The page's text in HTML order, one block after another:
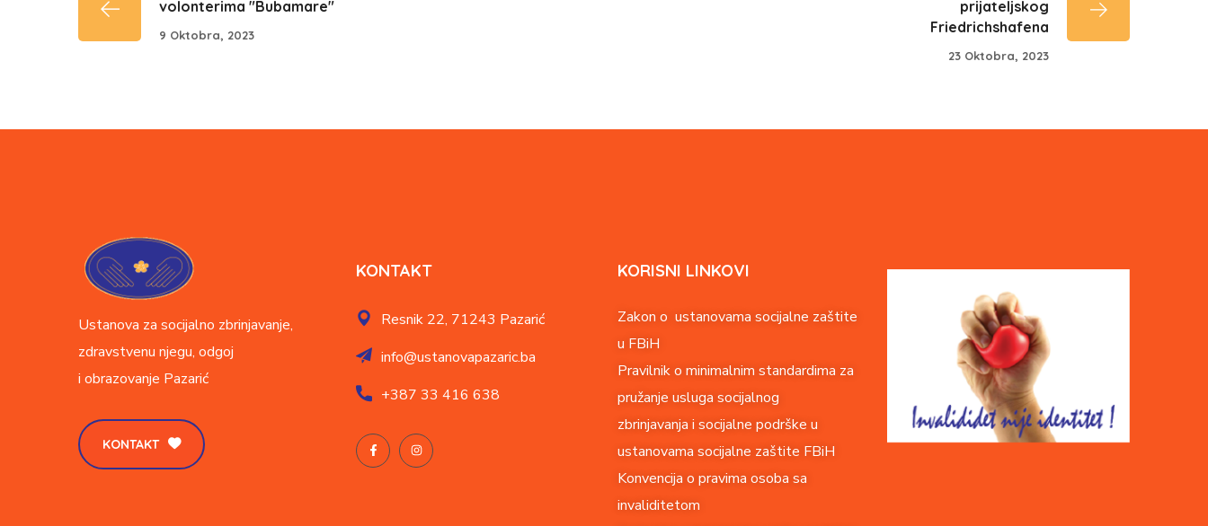
volonterima "Bubamare"
9 Oktobra, 2023
prijateljskog
Friedrichshafena
23 Oktobra, 2023
Ustanova za socijalno zbrinjavanje,
zdravstvenu njegu, odgoj
i obrazovanje Pazarić
KONTAKT
KONTAKT
Resnik 22, 71243 Pazarić
info@ustanovapazaric.ba
+387 33 416 638
KORISNI LINKOVI
Zakon o ustanovama socijalne zaštite
u FBiH
Pravilnik o minimalnim standardima za
pružanje usluga socijalnog
zbrinjavanja i socijalne podrške u
ustanovama socijalne zaštite FBiH
Konvencija o pravima osoba sa
invaliditetom